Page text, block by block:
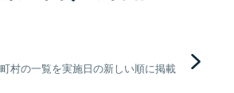
村の一覧を実施日の新しい順に掲載